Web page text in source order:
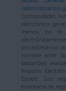
Comunidades
electrónico
menos, los de
procedimiento
nombre ante
bastanteo
Registro
Estado. Los
existencia de